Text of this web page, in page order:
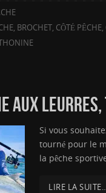
, BROCHET, CÔTÉ PÊCHE,
AUX
Si vous
tourné pour le
la pêche
LIRE LA